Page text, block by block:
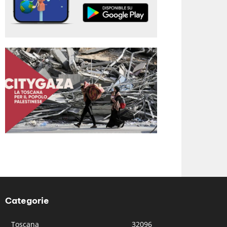
Categorie
Toscana
32096